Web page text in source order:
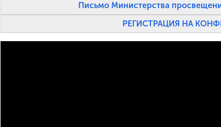
Письмо Министерства
РЕГИСТРАЦИЯ НА